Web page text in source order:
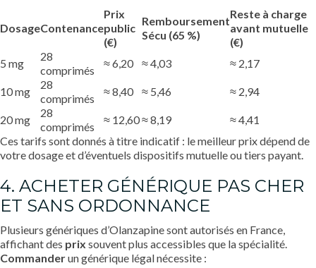
DosageContenance
Prix
public
(€)
Remboursement
Sécu (65 %)
Reste à charge
avant mutuelle
(€)
5 mg
28
comprimés
≈ 6,20 ≈ 4,03 ≈ 2,17
10 mg
28
comprimés
≈ 8,40 ≈ 5,46 ≈ 2,94
20 mg
28
comprimés
≈ 12,60≈ 8,19
≈ 4,41
Ces tarifs sont donnés à titre indicatif : le meilleur prix dépend de
votre dosage et d’éventuels dispositifs mutuelle ou tiers payant.
4. ACHETER GÉNÉRIQUE PAS CHER
ET SANS ORDONNANCE
Plusieurs génériques d’Olanzapine sont autorisés en France,
affichant des prix souvent plus accessibles que la spécialité.
Commanderun générique légal nécessite :